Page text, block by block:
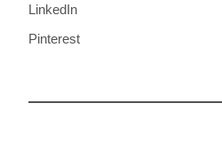
LinkedIn
Pinterest